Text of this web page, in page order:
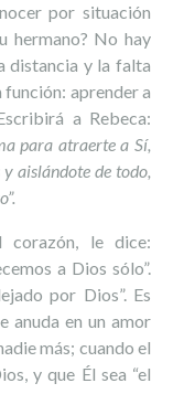
por situación
hermano? No hay
distancia y la falta
aprender a
a Rebeca:
para atraerte a Sí,
aislándote de todo,
corazón, le dice:
a Dios sólo”.
por Dios”. Es
anuda en un amor
más; cuando el
y que Él sea “el